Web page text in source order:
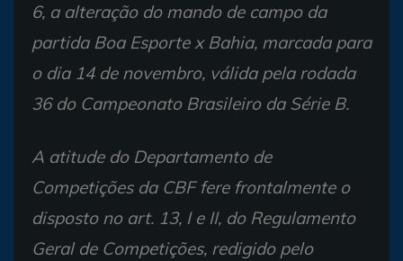
6, a alteração do mando de campo da
partida Boa Esporte x Bahia, marcada para
o dia 14 de novembro, válida pela rodada
36 do Campeonato Brasileiro da Série B.
A atitude do Departamento de
Competições da CBF fere frontalmente o
disposto no art. 13, I e II, do Regulamento
Geral de Competições, redigido pelo